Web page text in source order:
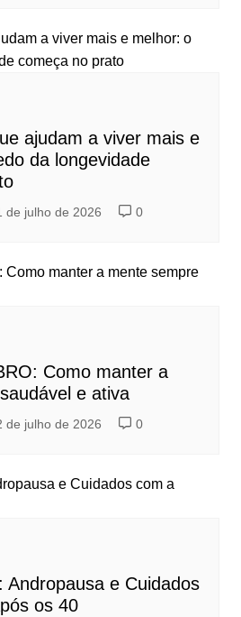
ajudam a viver mais e
da longevidade
de julho de 2026 0
Como manter a
e ativa
de julho de 2026 0
Andropausa e Cuidados
os 40